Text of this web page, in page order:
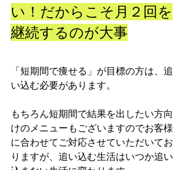
い！だからこそ月２回を
継続するのが大事
「短期間で痩せる」が目標の方は、追
い込む必要があります。
もちろん短期間で結果を出したい方向
けのメニューもございますのでお客様
に合わせてご対応させていただいてお
りますが、追い込む生活はいつか追い